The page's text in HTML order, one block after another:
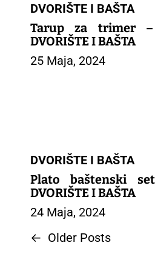
DVORIŠTE I BAŠTA
Tarup za trimer
DVORIŠTE I BAŠTA
25 Maja, 2024
DVORIŠTE I BAŠTA
Plato baštenski
DVORIŠTE I BAŠTA
24 Maja, 2024
N
← Older Posts